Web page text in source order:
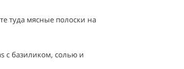
туда мясные полоски на
с базиликом, солью и